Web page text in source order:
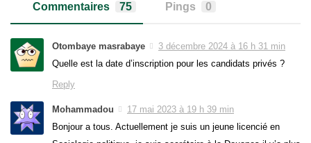
Commentaires 75 Pings 0
Otombaye masrabaye
3 décembre 2024 à 16 h 31 min
Quelle est la date d’inscription pour les candidats privés ?
Reply
Mohammadou
17 mai 2023 à 19 h 39 min
Bonjour a tous. Actuellement je suis un jeune licencié en